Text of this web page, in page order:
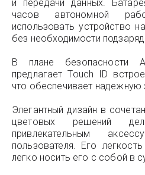
и передачи данных.
часов автономной
использовать устройство
без необходимости
В плане безопасности
предлагает Touch ID
что обеспечивает надежную
Элегантный дизайн в
цветовых решений
привлекательным
пользователя. Его
легко носить его с собой в